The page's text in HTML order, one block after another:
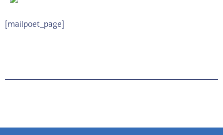
[mailpoet_page]